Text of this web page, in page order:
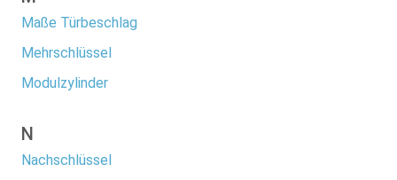
Maße Türbeschlag
Mehrschlüssel
Modulzylinder
N
Nachschlüssel